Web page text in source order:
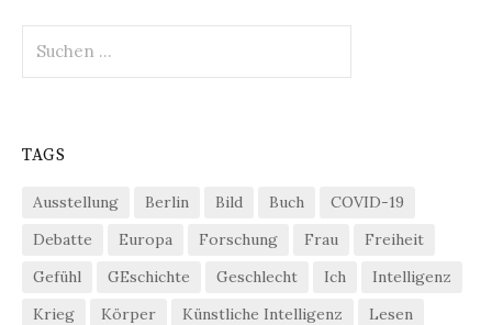
nach:
TAGS
Ausstellung Berlin Bild Buch
COVID-19
Debatte
Europa Forschung Frau
Freiheit
Gefühl
GEschichte Geschlecht Ich
Intelligenz
Krieg
Körper Künstliche Intelligenz
Lesen